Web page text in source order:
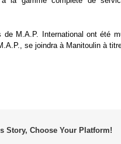
de M.A.P. International ont été
se joindra à Manitoulin à
Story, Choose Your Platform!